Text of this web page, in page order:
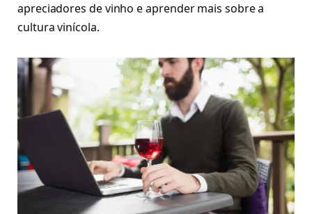
apreciadores de vinho e aprender mais sobre a
cultura vinícola.